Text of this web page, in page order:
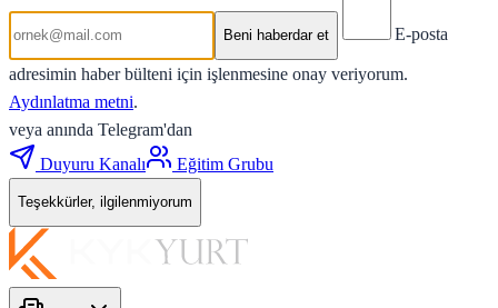
Beni haberdar et E-posta
adresimin haber bülteni için işlenmesine onay veriyorum.
Aydınlatma metni.
veya anında Telegram'dan
Duyuru Kanalı
Eğitim Grubu
Teşekkürler, ilgilenmiyorum